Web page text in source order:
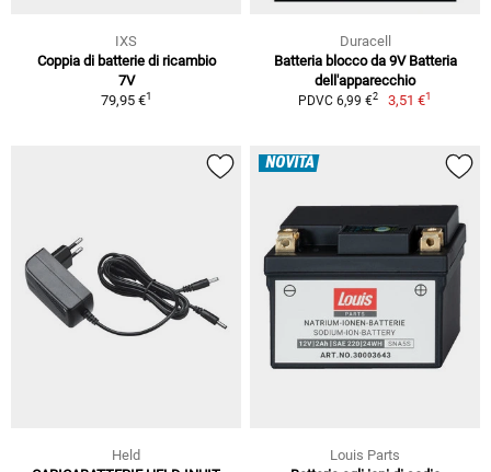
IXS
Coppia di batterie di ricambio
7V
79,95 €1
Duracell
Batteria blocco da 9V Batteria
dell'apparecchio
PDVC 6,99 €2 3,51 €1
Held
NOVITÀ
Louis Parts